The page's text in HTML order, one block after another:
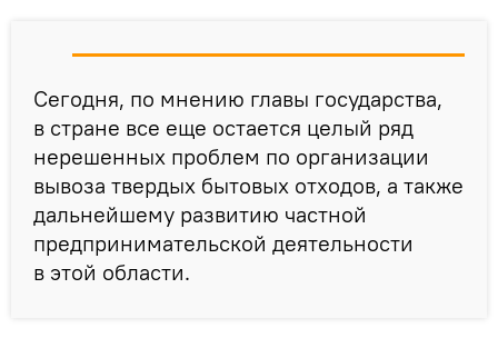
Сегодня, по мнению главы государства,
в стране все еще остается целый ряд
нерешенных проблем по организации
вывоза твердых бытовых отходов, а также
дальнейшему развитию частной
предпринимательской деятельности
в этой области.